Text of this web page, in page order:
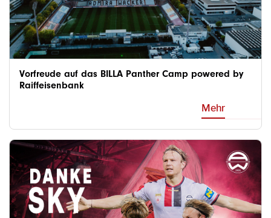
Vorfreude auf das BILLA Panther Camp powered by
Raiffeisenbank
Mehr